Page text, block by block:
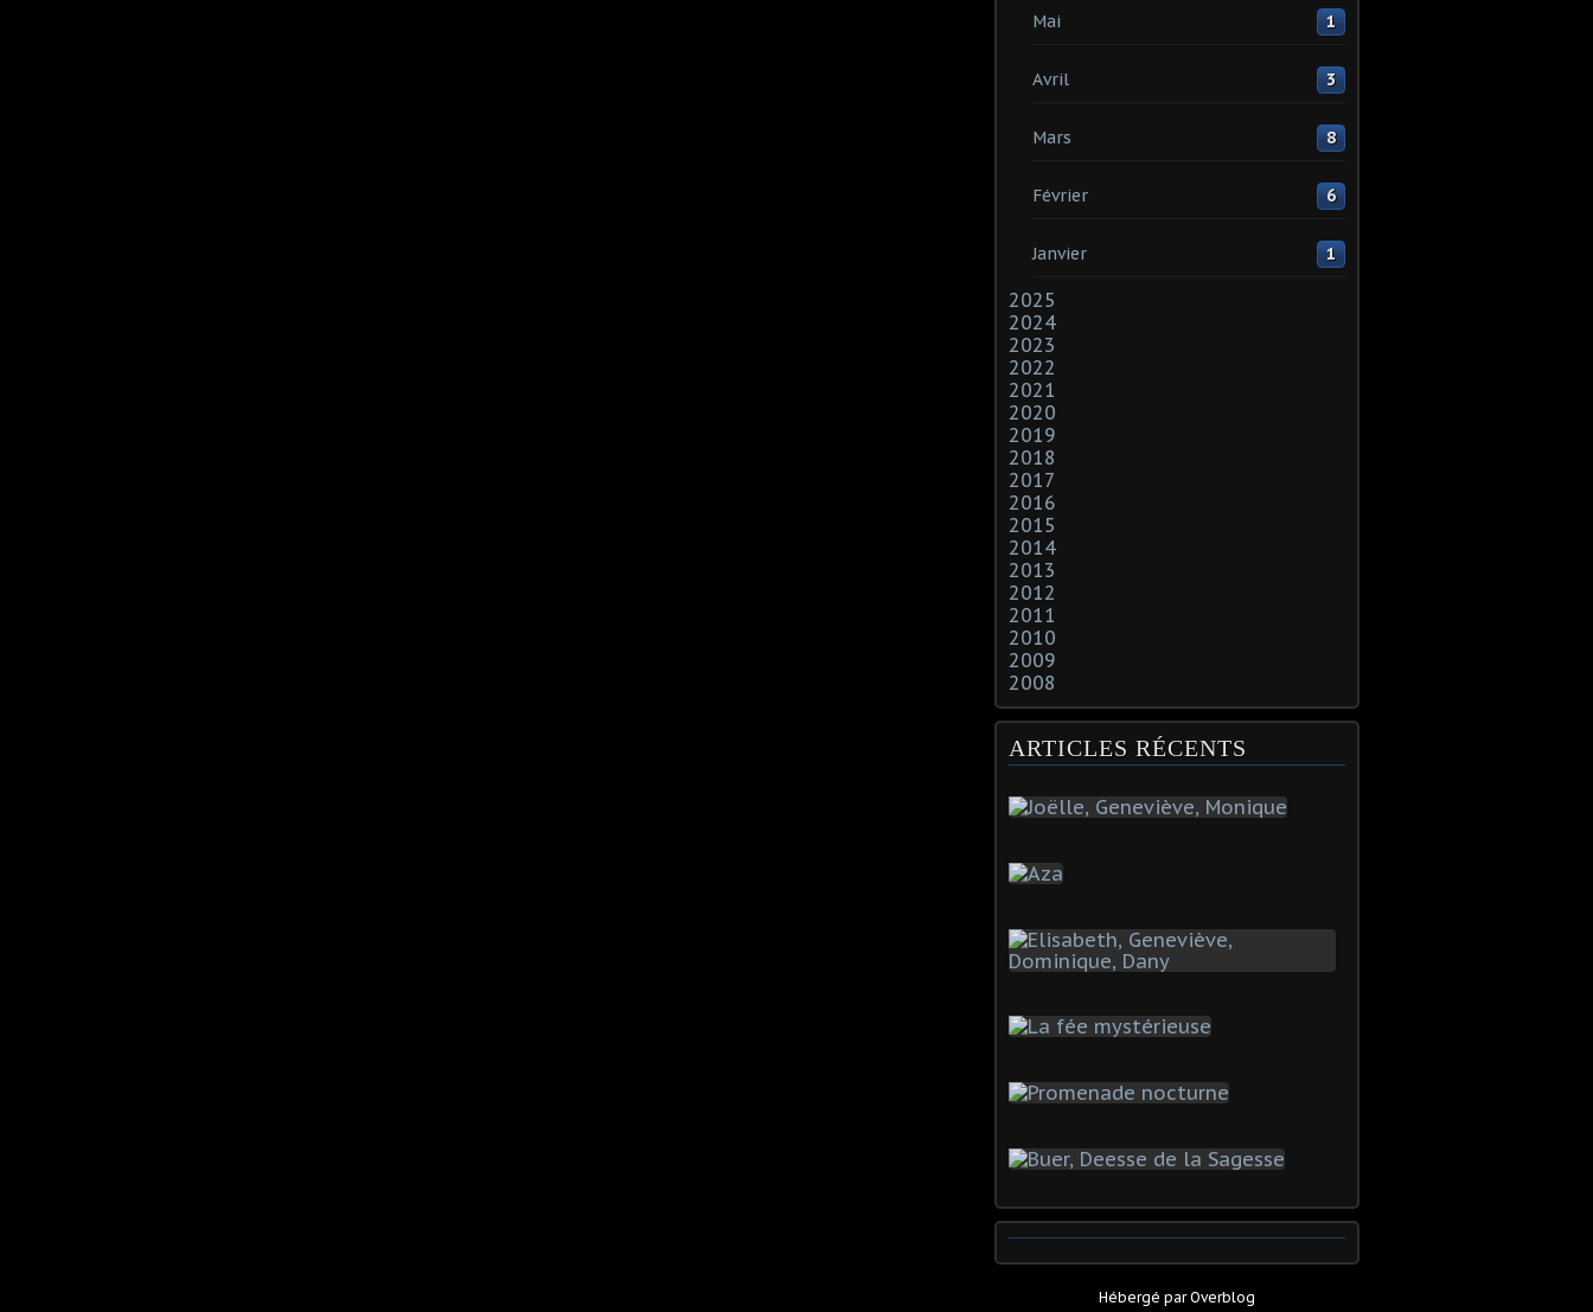
Mai 1
Avril 3
Mars 8
Février 6
Janvier 1
2025
2024
2023
2022
2021
2020
2019
2018
2017
2016
2015
2014
2013
2012
2011
2010
2009
2008
ARTICLES RÉCENTS
Hébergé parOverblog